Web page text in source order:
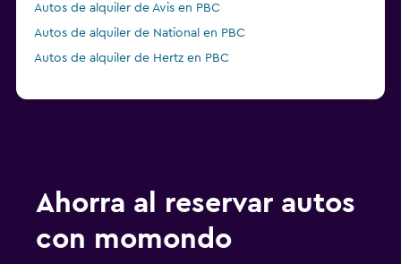
Autos de alquiler de Avis en PBC
Autos de alquiler de National en PBC
Autos de alquiler de Hertz en PBC
Ahorra al reservar autos
con momondo